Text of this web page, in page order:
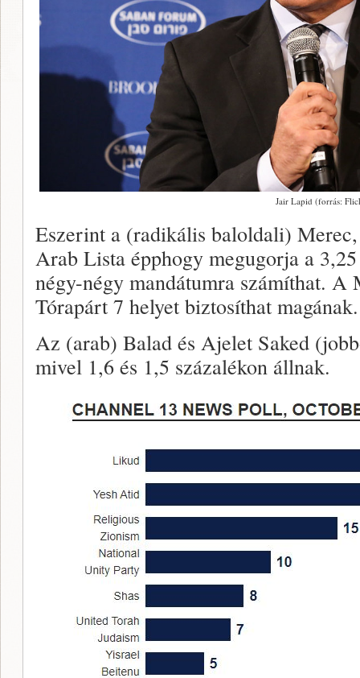
Jair Lapid (forrás:
Eszerint a (radikális baloldali)
Arab Lista épphogy megugorja a
négy-négy mandátumra számíthat. A
Tórapárt 7 helyet biztosíthat magának.
Az (arab) Balad és Ajelet Saked
mivel 1,6 és 1,5 százalékon állnak.